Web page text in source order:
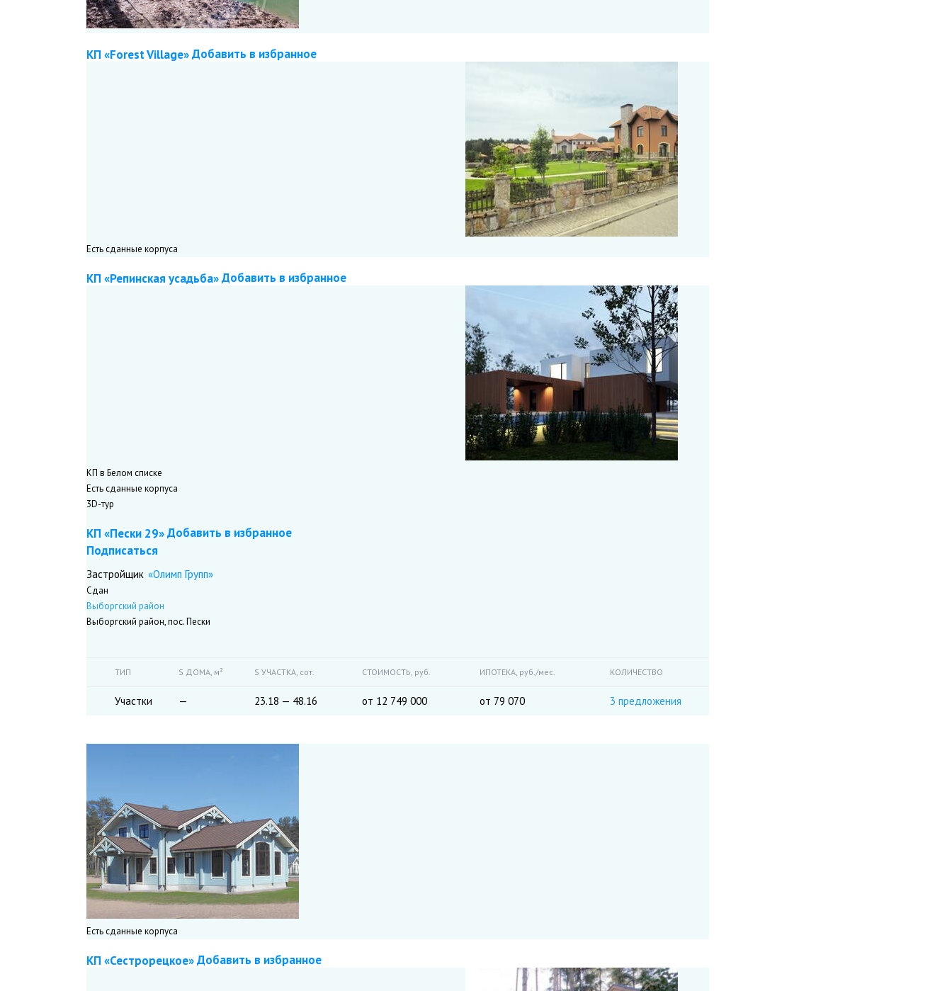
КП «Forest Village»Добавить в избранное
Есть сданные корпуса
КП «Репинская усадьба»Добавить в избранное
КП в Белом списке
Есть сданные корпуса
3D-тур
КП «Пески 29»Добавить в избранное
Подписаться
Застройщик «Олимп Групп»
Сдан
Выборгский район
Выборгский район, пос. Пески
ТИП S ДОМА, м² S УЧАСТКА, сот. СТОИМОСТЬ, руб. ИПОТЕКА, руб./мес. КОЛИЧЕСТВО
Участки — 23.18 — 48.16 от 12 749 000 от 79 070 3 предложения
Есть сданные корпуса
КП «Сестрорецкое»Добавить в избранное